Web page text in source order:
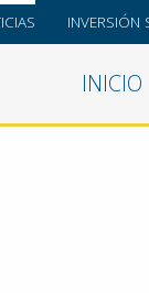
INVERSIÓN
INICIO